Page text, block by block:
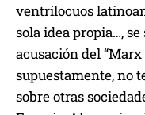
ventrílocuos
sola idea propia…,
acusación del
supuestamente, no
sobre otras